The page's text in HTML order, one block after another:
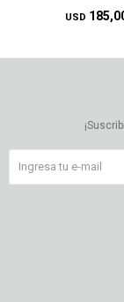
USD